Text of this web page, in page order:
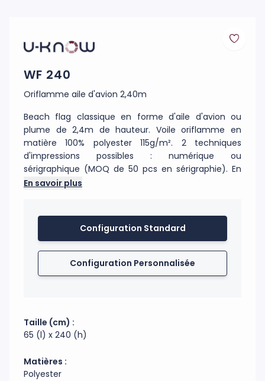
WF 240
Oriflamme aile d'avion 2,40m
Beach flag classique en forme d'aile d'avion ou
plume de 2,4m de hauteur. Voile oriflamme en
matière 100% polyester 115g/m². 2 techniques
d'impressions possibles : numérique ou
sérigraphique (MOQ de 50 pcs en sérigraphie). En
impression recto seul, le visuel est visible sur l'autre
occultante insérée entre les deux côtés permet
d'avoir une meilleure lisbilité. Le fourreau noir de la
Oxford 300 D. Le mât est en fibre de carbone (très
résistant). Les mâts se fixent sur tous les pieds de la
et extérieure. Garanti pour un vent inférieur à 70
km/h..Structure disponible sur stock dans notre
validation de la commande.
En savoir plus
Configuration Standard
Configuration Personnalisée
Taille (cm) :
65 (l) x 240 (h)
Matières :
Polyester